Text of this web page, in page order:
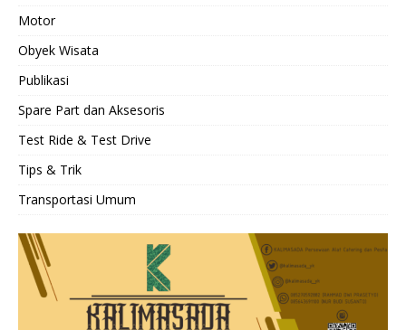
Motor
Obyek Wisata
Publikasi
Spare Part dan Aksesoris
Test Ride & Test Drive
Tips & Trik
Transportasi Umum